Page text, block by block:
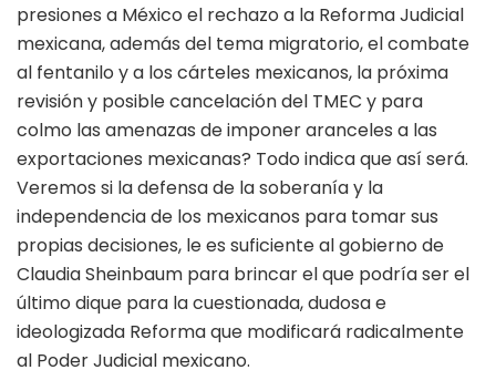
presiones a México el rechazo a la Reforma Judicial
mexicana, además del tema migratorio, el combate
al fentanilo y a los cárteles mexicanos, la próxima
revisión y posible cancelación del TMEC y para
colmo las amenazas de imponer aranceles a las
exportaciones mexicanas? Todo indica que así será.
Veremos si la defensa de la soberanía y la
independencia de los mexicanos para tomar sus
propias decisiones, le es suficiente al gobierno de
Claudia Sheinbaum para brincar el que podría ser el
último dique para la cuestionada, dudosa e
ideologizada Reforma que modificará radicalmente
al Poder Judicial mexicano.